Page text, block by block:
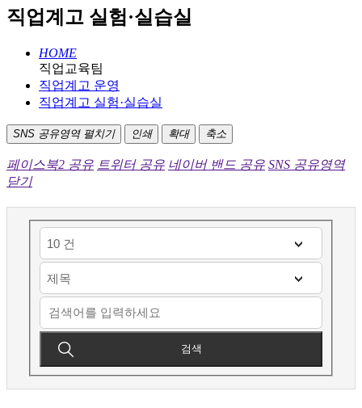
직업계고 실험·실습실
HOME
직업교육팀
직업계고 운영
직업계고 실험·실습실
SNS 공유영역 펼치기 인쇄 확대 축소
페이스북2 공유 트위터 공유 네이버 밴드 공유 SNS 공유영역
닫기
검색